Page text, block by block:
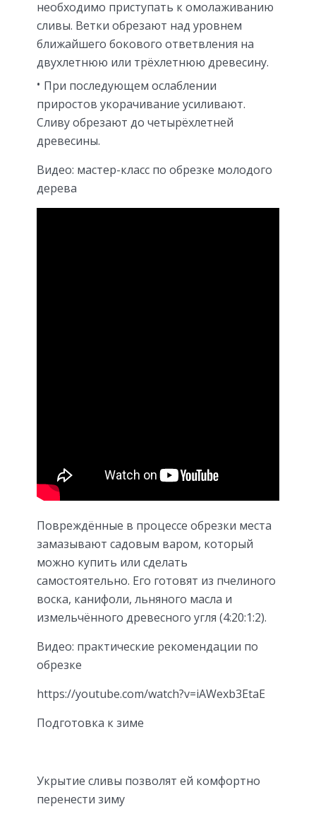
необходимо приступать к омолаживанию
сливы. Ветки обрезают над уровнем
ближайшего бокового ответвления на
двухлетнюю или трёхлетнюю древесину.
При последующем ослаблении
приростов укорачивание усиливают.
Сливу обрезают до четырёхлетней
древесины.
Видео: мастер-класс по обрезке молодого
дерева
Повреждённые в процессе обрезки места
замазывают садовым варом, который
можно купить или сделать
самостоятельно. Его готовят из пчелиного
воска, канифоли, льняного масла и
измельчённого древесного угля (4:20:1:2).
Видео: практические рекомендации по
обрезке
https://youtube.com/watch?v=iAWexb3EtaE
Подготовка к зиме
Укрытие сливы позволят ей комфортно
перенести зиму